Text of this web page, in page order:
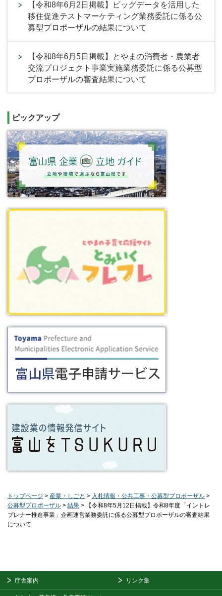
【令和8年6月2日掲載】ビッグデータを活用した
移住促進テストマーケティング業務委託に係る公
募型プロポーザルの結果について
【令和8年6月5日掲載】とやまの消費者・農業者
交流プロジェクト事業実施業務委託に係る公募型
プロポーザルの審査結果について
ピックアップ
トップページ > 産業・しごと > 入札情報・公共工事・公募型プロポーザル >
公募型プロポーザル > 結果 > 【令和8年5月12日掲載】令和8年度「イントレ
プレナー推進事業」企画運営業務委託に係る公募型プロポーザルの審査結果
について
庁舎案内 リンク集